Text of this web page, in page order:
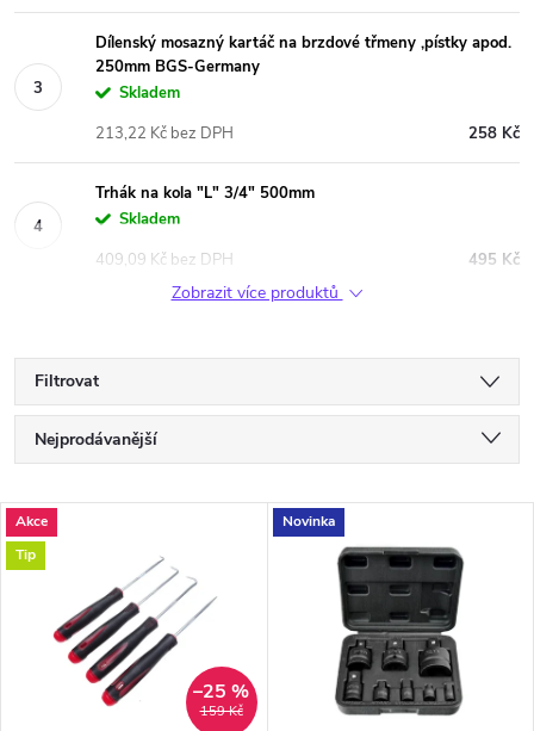
Dílenský mosazný kartáč na brzdové třmeny ,pístky apod.
250mm BGS-Germany
Skladem
258 Kč
213,22 Kč bez DPH
Trhák na kola "L" 3/4" 500mm
Skladem
495 Kč
409,09 Kč bez DPH
Zobrazit více produktů
Filtrovat
Ř
a
z
Nejprodávanější
Nejdražší
V
ý
Akce
Tip
159 Kč
–25 %
Novinka